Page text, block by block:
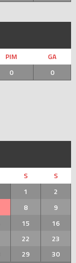
PIM
GA
0 0
S
S
1
2
8
9
15
16
22
23
29
30